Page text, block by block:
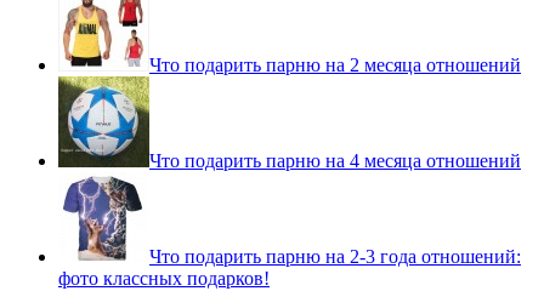
Что подарить парню на 2 месяца отношений
Что подарить парню на 4 месяца отношений
Что подарить парню на 2-3 года отношений:
фото классных подарков!